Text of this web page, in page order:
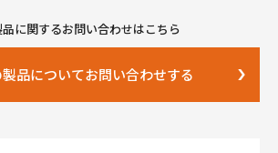
品に関するお問い合わせはこちら
製品についてお問い合わせする